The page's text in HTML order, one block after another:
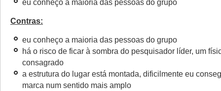
eu conheço a maioria das pessoas do grupo
Contras:
eu conheço a maioria das pessoas do grupo
há o risco de ficar à sombra do pesquisador líder, um
consagrado
a estrutura do lugar está montada, dificilmente eu
marca num sentido mais amplo